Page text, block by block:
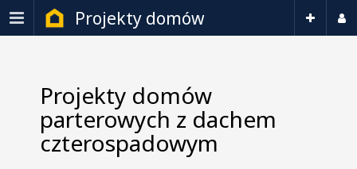
Projekty domów
Projekty domów
parterowych z dachem
czterospadowym